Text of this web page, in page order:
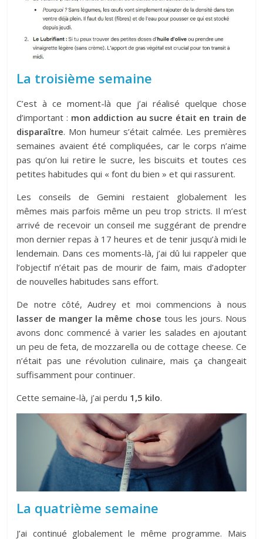
La troisième semaine
C’est à ce moment-là que j’ai réalisé quelque chose
d’important : mon addiction au sucre était en train de
disparaître. Mon humeur s’était calmée. Les premières
semaines avaient été compliquées, car le corps n’aime
pas qu’on lui retire le sucre, les biscuits et toutes ces
petites habitudes qui « font du bien » et qui rassurent.
Les conseils de Gemini restaient globalement les
mêmes mais parfois même un peu trop stricts. Il m’est
arrivé de recevoir un conseil me suggérant de prendre
mon dernier repas à 17 heures et de tenir jusqu’à midi le
lendemain. Dans ces moments-là, j’ai dû lui rappeler que
l’objectif n’était pas de mourir de faim, mais d’adopter
de nouvelles habitudes sans effort.
De notre côté, Audrey et moi commencions à nous
lasser de manger la même chose tous les jours. Nous
avons donc commencé à varier les salades en ajoutant
un peu de feta, de mozzarella ou de cottage cheese. Ce
n’était pas une révolution culinaire, mais ça changeait
suffisamment pour continuer.
Cette semaine-là, j’ai perdu 1,5 kilo.
La quatrième semaine
J’ai continué globalement le même programme. Mais